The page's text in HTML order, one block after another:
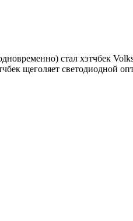
стал хэтчбек
щеголяет светодиодной